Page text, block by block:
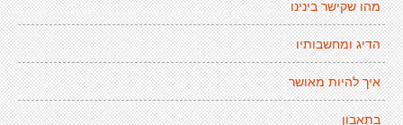
מהו שקישר בינינו
הדיג ומחשבותיו
איך להיות מאושר
בתאבון